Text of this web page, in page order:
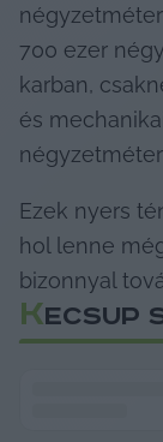
700 ezer
karban,
és
Ezek nyers
hol lenne
bizonnyal
KECSUP